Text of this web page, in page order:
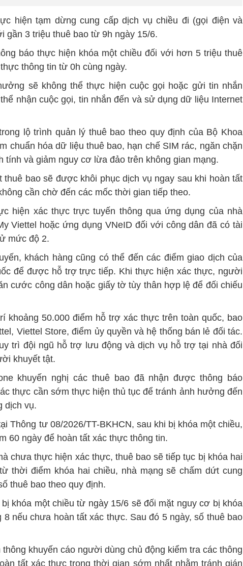
hiện tạm dừng cung cấp dịch vụ chiều đi (gọi điện và
gần 3 triệu thuê bao từ 9h ngày 15/6.
báo thực hiện khóa một chiều đối với hơn 5 triệu thuê
thông tin từ 0h cùng ngày.
sẽ không thể thực hiện cuộc gọi hoặc gửi tin nhắn
nhận cuộc gọi, tin nhắn đến và sử dụng dữ liệu Internet
lộ trình quản lý thuê bao theo quy định của Bộ Khoa
chuẩn hóa dữ liệu thuê bao, hạn chế SIM rác, ngăn chặn
tính và giảm nguy cơ lừa đảo trên không gian mạng.
thuê bao sẽ được khôi phục dịch vụ ngay sau khi hoàn tất
cần chờ đến các mốc thời gian tiếp theo.
hiện xác thực trực tuyến thông qua ứng dụng của nhà
Viettel hoặc ứng dụng VNeID đối với công dân đã có tài
mức độ 2.
khách hàng cũng có thể đến các điểm giao dịch của
để được hỗ trợ trực tiếp. Khi thực hiện xác thực, người
cước công dân hoặc giấy tờ tùy thân hợp lệ để đối chiếu
khoảng 50.000 điểm hỗ trợ xác thực trên toàn quốc, bao
Viettel Store, điểm ủy quyền và hệ thống bán lẻ đối tác.
trì đội ngũ hỗ trợ lưu động và dịch vụ hỗ trợ tại nhà đối
khuyết tật.
khuyến nghị các thuê bao đã nhận được thông báo
thực cần sớm thực hiện thủ tục để tránh ảnh hưởng đến
dịch vụ.
Thông tư 08/2026/TT-BKHCN, sau khi bị khóa một chiều,
60 ngày để hoàn tất xác thực thông tin.
chưa thực hiện xác thực, thuê bao sẽ tiếp tục bị khóa hai
thời điểm khóa hai chiều, nhà mạng sẽ chấm dứt cung
thuê bao theo quy định.
khóa một chiều từ ngày 15/6 sẽ đối mặt nguy cơ bị khóa
nếu chưa hoàn tất xác thực. Sau đó 5 ngày, số thuê bao
khuyến cáo người dùng chủ động kiểm tra các thông
tất xác thực trong thời gian sớm nhất nhằm tránh gián